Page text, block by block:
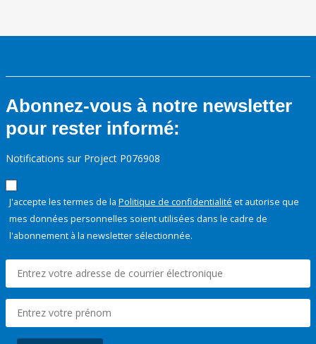
Abonnez-vous à notre newsletter
pour rester informé:
Notifications sur Project P076908
J'accepte les termes de la Politique de confidentialité et autorise que
mes données personnelles soient utilisées dans le cadre de
l'abonnement à la newsletter sélectionnée.